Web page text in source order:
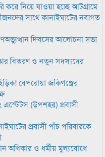
নিয়ে যাওয়া হচ্ছে আটগ্রামে
সাথে কানাইঘাটের নবাগত
দিবসের আলোচনা সভা
বিতরণ ও নতুন সদস্যদের
বেপরোয়া জকিগঞ্জের
এস্টেটস (উপশহর) প্রবাসী
প্রবাসী পাঁচ পরিবারকে
অধিকার ও ধর্মীয় মুল্যবোধে